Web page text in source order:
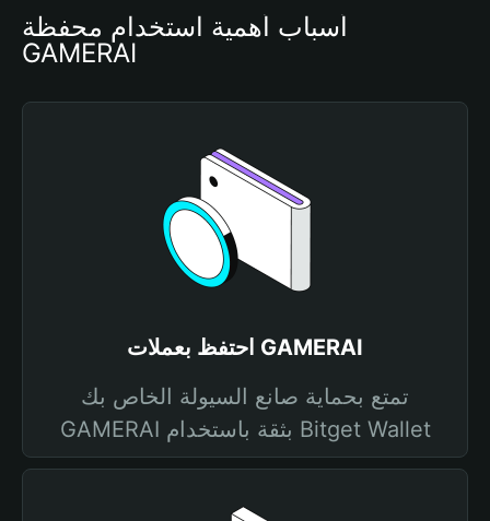
أسباب أهمية استخدام محفظة
GAMERAI
احتفظ بعملات GAMERAI
تمتع بحماية صانع السيولة الخاص بك
GAMERAI بثقة باستخدام Bitget Wallet